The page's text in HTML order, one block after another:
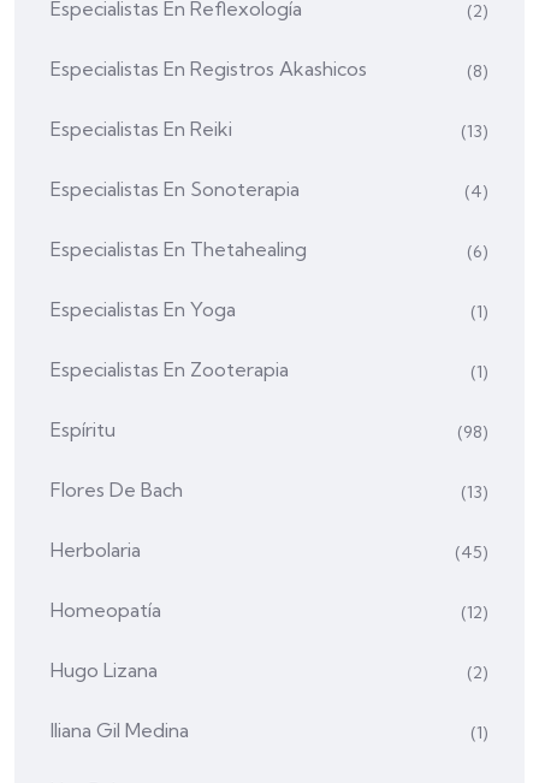
Especialistas En Reflexología (2)
Especialistas En Registros Akashicos (8)
Especialistas En Reiki (13)
Especialistas En Sonoterapia (4)
Especialistas En Thetahealing (6)
Especialistas En Yoga (1)
Especialistas En Zooterapia (1)
Espíritu (98)
Flores De Bach (13)
Herbolaria (45)
Homeopatía (12)
Hugo Lizana (2)
Iliana Gil Medina (1)